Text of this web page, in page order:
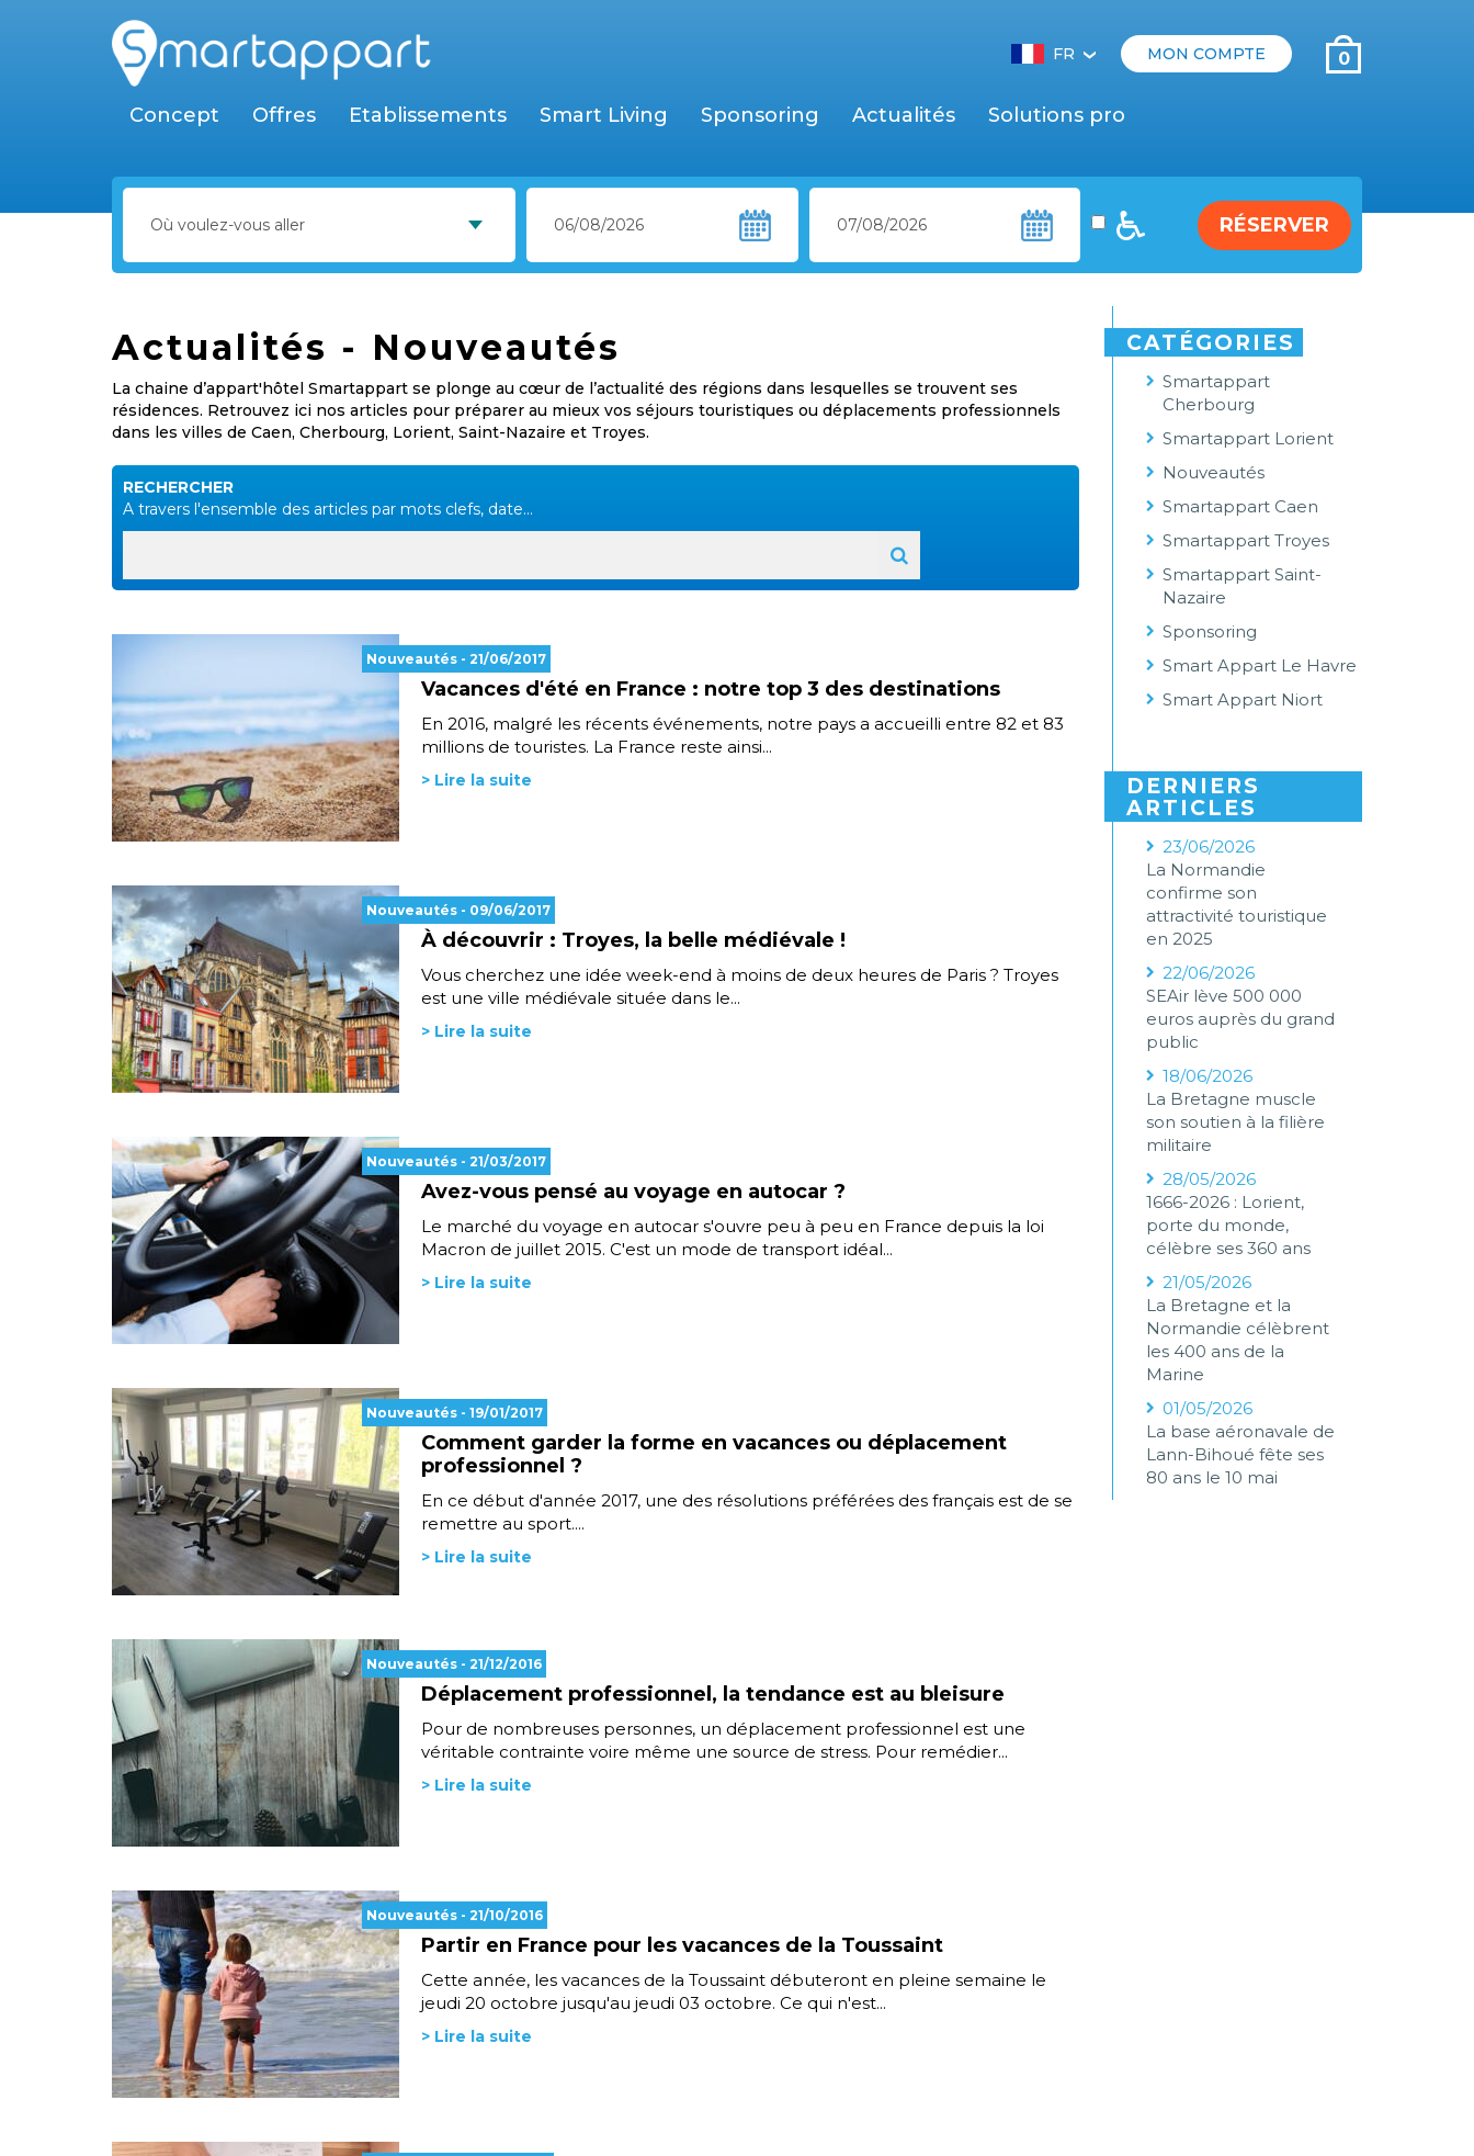
FR‹ MON COMPTE 0
Concept Offres Etablissements Smart Living Sponsoring Actualités Solutions pro
RÉSERVER
Actualités - Nouveautés
La chaine d’appart'hôtel Smartappart se plonge au cœur de l’actualité des régions dans lesquelles se trouvent ses
résidences. Retrouvez ici nos articles pour préparer au mieux vos séjours touristiques ou déplacements professionnels
dans les villes de Caen, Cherbourg, Lorient, Saint-Nazaire et Troyes.
RECHERCHER
A travers l'ensemble des articles par mots clefs, date...
Nouveautés - 21/06/2017
Vacances d'été en France : notre top 3 des destinations
En 2016, malgré les récents événements, notre pays a accueilli entre 82 et 83
millions de touristes. La France reste ainsi...
> Lire la suite
Nouveautés - 09/06/2017
À découvrir : Troyes, la belle médiévale !
Vous cherchez une idée week-end à moins de deux heures de Paris ? Troyes
est une ville médiévale située dans le...
> Lire la suite
Nouveautés - 21/03/2017
Avez-vous pensé au voyage en autocar ?
Le marché du voyage en autocar s'ouvre peu à peu en France depuis la loi
Macron de juillet 2015. C'est un mode de transport idéal...
> Lire la suite
Nouveautés - 19/01/2017
Comment garder la forme en vacances ou déplacement
professionnel ?
En ce début d'année 2017, une des résolutions préférées des français est de se
remettre au sport....
> Lire la suite
Nouveautés - 21/12/2016
Déplacement professionnel, la tendance est au bleisure
Pour de nombreuses personnes, un déplacement professionnel est une
véritable contrainte voire même une source de stress. Pour remédier...
> Lire la suite
Nouveautés - 21/10/2016
Partir en France pour les vacances de la Toussaint
Cette année, les vacances de la Toussaint débuteront en pleine semaine le
jeudi 20 octobre jusqu'au jeudi 03 octobre. Ce qui n'est...
> Lire la suite
CATÉGORIES
Smartappart
Cherbourg
Smartappart Lorient
Nouveautés
Smartappart Caen
Smartappart Troyes
Smartappart Saint-
Nazaire
Sponsoring
Smart Appart Le Havre
Smart Appart Niort
DERNIERS
ARTICLES
23/06/2026
La Normandie
confirme son
attractivité touristique
en 2025
22/06/2026
SEAir lève 500 000
euros auprès du grand
public
18/06/2026
La Bretagne muscle
son soutien à la filière
militaire
28/05/2026
1666-2026 : Lorient,
porte du monde,
célèbre ses 360 ans
21/05/2026
La Bretagne et la
Normandie célèbrent
les 400 ans de la
Marine
01/05/2026
La base aéronavale de
Lann-Bihoué fête ses
80 ans le 10 mai